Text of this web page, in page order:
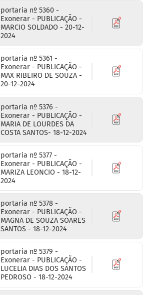
portaria nº 5360 -
Exonerar - PUBLICAÇÃO -
MARCIO SOLDADO - 20-12-
2024
portaria nº 5361 -
Exonerar - PUBLICAÇÃO -
MAX RIBEIRO DE SOUZA -
20-12-2024
portaria nº 5376 -
Exonerar - PUBLICAÇÃO -
MARIA DE LOURDES DA
COSTA SANTOS- 18-12-2024
portaria nº 5377 -
Exonerar - PUBLICAÇÃO -
MARIZA LEONCIO - 18-12-
2024
portaria nº 5378 -
Exonerar - PUBLICAÇÃO -
MAGNA DE SOUZA SOARES
SANTOS - 18-12-2024
portaria nº 5379 -
Exonerar - PUBLICAÇÃO -
LUCELIA DIAS DOS SANTOS
PEDROSO - 18-12-2024